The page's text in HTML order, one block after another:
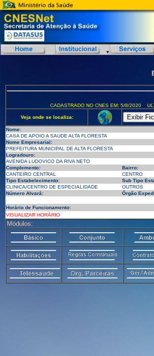
CADASTRADO NO CNES EM: 5/8/2020
Veja onde se localiza:
Nome:
CASA DE APOIO A SAUDE ALTA FLORESTA
Nome Empresarial:
PREFEITURA MUNICIPAL DE ALTA FLORESTA
Logradouro:
AVENIDA LUDOVICO DA RIVA NETO
Complemento:
Bairro:
CANTEIRO CENTRAL
CENTRO
Tipo Estabelecimento:
Sub Tipo
CLINICA/CENTRO DE ESPECIALIDADE
OUTROS
Número Alvará:
Órgão
Horário de Funcionamento:
VISUALIZAR HORÁRIO
Módulos: